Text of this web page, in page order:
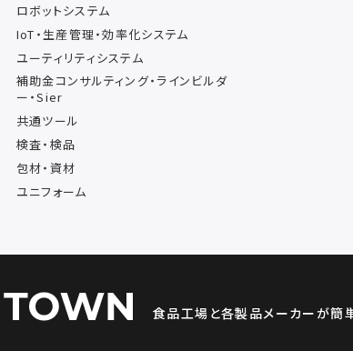
ロボットシステム
IoT・生産管理・効率化システム
ユーティリティシステム
補助金コンサルティング・ラインビルダ
ー・Sier
共通ツール
検査・検品
包材・資材
ユニフォーム
食品工場と各製品メーカーが簡